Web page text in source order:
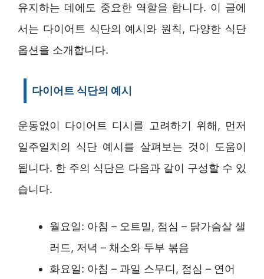
유지하는 데에도 중요한 역할을 합니다. 이 글에
서는 다이어트 식단의 예시와 원칙, 다양한 식단
옵션을 소개합니다.
다이어트 식단의 예시
운동없이 다이어트 디시를 고려하기 위해, 먼저
일주일치의 식단 예시를 살펴보는 것이 도움이
됩니다. 한 주의 식단은 다음과 같이 구성할 수 있
습니다.
월요일: 아침 – 오트밀, 점심 – 닭가슴살 샐
러드, 저녁 – 채소와 두부 볶음
화요일: 아침 – 과일 스무디, 점심 – 연어